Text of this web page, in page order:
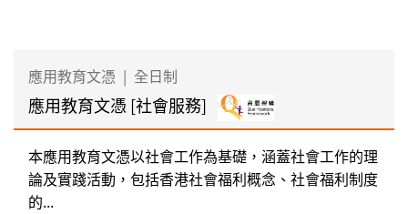
應用教育文憑 | 全日制
應用教育文憑 [社會服務]
本應用教育文憑以社會工作為基礎，涵蓋社會工作的理
論及實踐活動，包括香港社會福利概念、社會福利制度
的...